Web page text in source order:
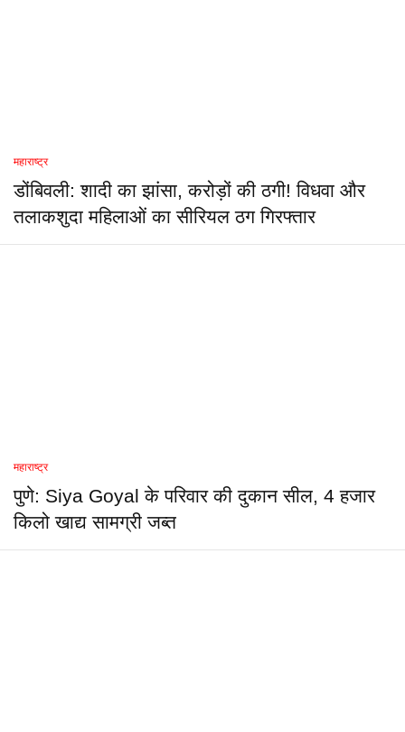
महाराष्ट्र
डोंबिवली: शादी का झांसा, करोड़ों की ठगी! विधवा और
तलाकशुदा महिलाओं का सीरियल ठग गिरफ्तार
महाराष्ट्र
पुणे: Siya Goyal के परिवार की दुकान सील, 4 हजार
किलो खाद्य सामग्री जब्त